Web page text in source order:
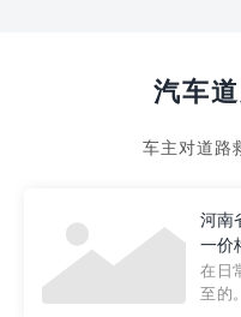
汽车
车主对道路
河南
一价
在日
至的